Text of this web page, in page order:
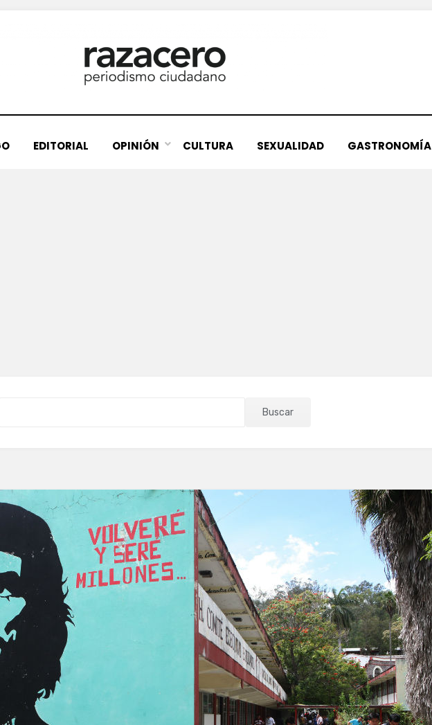
EDITORIAL OPINIÓN CULTURA SEXUALIDAD GASTRONOMÍA
Buscar